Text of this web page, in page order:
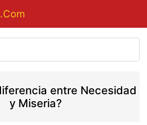
entre Necesidad
y Miseria?